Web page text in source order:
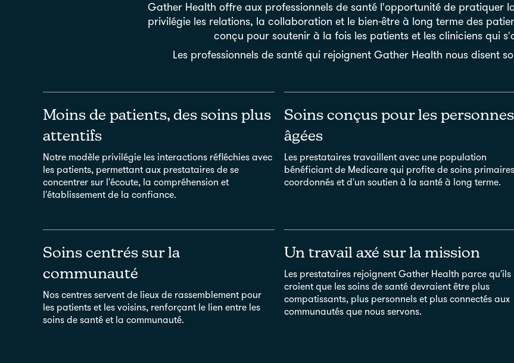
Gather Health offre aux professionnels de santé l'opportunité de pratiquer
privilégie les relations, la collaboration et le bien-être à long terme des
conçu pour soutenir à la fois les patients et les cliniciens qui
Les professionnels de santé qui rejoignent Gather Health nous disent
Moins de patients, des soins plus
attentifs
Notre modèle privilégie les interactions réfléchies avec
les patients, permettant aux prestataires de se
concentrer sur l'écoute, la compréhension et
l'établissement de la confiance.
Soins conçus pour les personnes
âgées
Les prestataires travaillent avec une population
bénéficiant de Medicare qui profite de soins primaires
coordonnés et d'un soutien à la santé à long terme.
Soins centrés sur la
communauté
Nos centres servent de lieux de rassemblement pour
les patients et les voisins, renforçant le lien entre les
soins de santé et la communauté.
Un travail axé sur la mission
Les prestataires rejoignent Gather Health parce qu'ils
croient que les soins de santé devraient être plus
compatissants, plus personnels et plus connectés aux
communautés que nous servons.